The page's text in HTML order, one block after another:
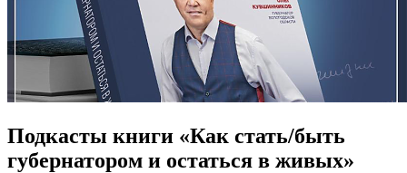
Подкасты книги «Как стать/быть
губернатором и остаться в живых»